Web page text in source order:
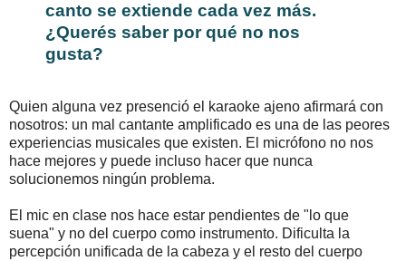
canto se extiende cada vez más.
¿Querés saber por qué no nos
gusta?
Quien alguna vez presenció el karaoke ajeno afirmará con
nosotros: un mal cantante amplificado es una de las peores
experiencias musicales que existen. El micrófono no nos
hace mejores y puede incluso hacer que nunca
solucionemos ningún problema.
El mic en clase nos hace estar pendientes de "lo que
suena" y no del cuerpo como instrumento. Dificulta la
percepción unificada de la cabeza y el resto del cuerpo